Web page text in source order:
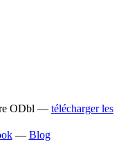
ODbl — télécharger les
— Blog